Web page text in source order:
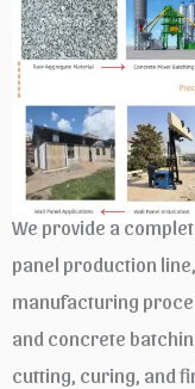
We provide a
panel production
manufacturing
and concrete
cutting, curing, and